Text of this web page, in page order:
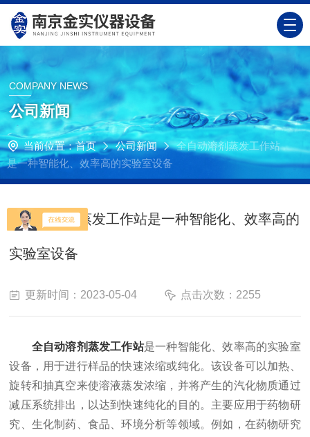
COMPANY NEWS
公司新闻
当前位置：首页 公司新闻
全自动溶剂蒸发工作站
是一种智能化、效率高的实验室设备
全自动溶剂蒸发工作站是一种智能化、效率高的
实验室设备
更新时间：2023-05-04 点击次数：2255
全自动溶剂蒸发工作站是一种智能化、效率高的实验室
设备，用于进行样品的快速浓缩或纯化。该设备可以加热、
旋转和抽真空来使溶液蒸发浓缩，并将产生的汽化物质通过
减压系统排出，以达到快速纯化的目的。主要应用于药物研
究、生化制药、食品、环境分析等领域。例如，在药物研究